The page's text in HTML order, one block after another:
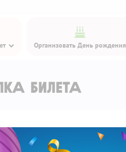
Организовать День рождения
билета